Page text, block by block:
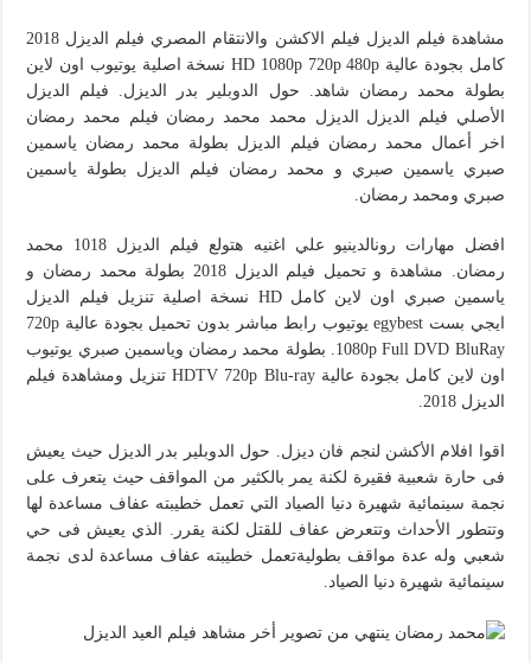
مشاهدة فيلم الديزل فيلم الاكشن والانتقام المصري فيلم الديزل 2018
كامل بجودة عالية HD 1080p 720p 480p نسخة اصلية يوتيوب اون لاين
بطولة محمد رمضان شاهد. حول الدوبلير بدر الديزل. فيلم الديزل
الأصلي فيلم الديزل الديزل محمد محمد رمضان فيلم محمد رمضان
اخر أعمال محمد رمضان فيلم الديزل بطولة محمد رمضان ياسمين
صبري ياسمين صبري و محمد رمضان فيلم الديزل بطولة ياسمين
صبري ومحمد رمضان.
افضل مهارات رونالدينيو علي اغنيه هتولع فيلم الديزل 1018 محمد
رمضان. مشاهدة و تحميل فيلم الديزل 2018 بطولة محمد رمضان و
ياسمين صبري اون لاين كامل HD نسخة اصلية تنزيل فيلم الديزل
ايجي بست egybest يوتيوب رابط مباشر بدون تحميل بجودة عالية 720p
1080p Full DVD BluRay. بطولة محمد رمضان وياسمين صبري يوتيوب
اون لاين كامل بجودة عالية HDTV 720p Blu-ray تنزيل ومشاهدة فيلم
الديزل 2018.
اقوا افلام الأكشن لنجم فان ديزل. حول الدوبلير بدر الديزل حيث يعيش
فى حارة شعبية فقيرة لكنة يمر بالكثير من المواقف حيث يتعرف على
نجمة سينمائية شهيرة دنيا الصياد التي تعمل خطيبته عفاف مساعدة لها
وتتطور الأحداث وتتعرض عفاف للقتل لكنة يقرر. الذي يعيش فى حي
شعبي وله عدة مواقف بطوليةتعمل خطيبته عفاف مساعدة لدى نجمة
سينمائية شهيرة دنيا الصياد.